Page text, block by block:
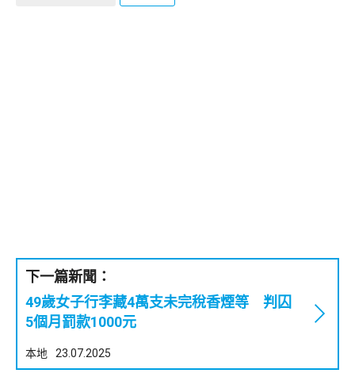
下一篇新聞：
49歲女子行李藏4萬支未完稅香煙等 判囚
5個月罰款1000元
本地 23.07.2025